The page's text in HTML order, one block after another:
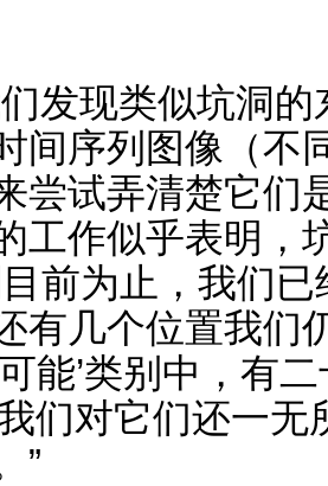
发现类似坑洞
间序列图像（不
尝试弄清楚它们
工作似乎表明，
前为止，我们
有几个位置我们
能’类别中，有
们对它们还一
”